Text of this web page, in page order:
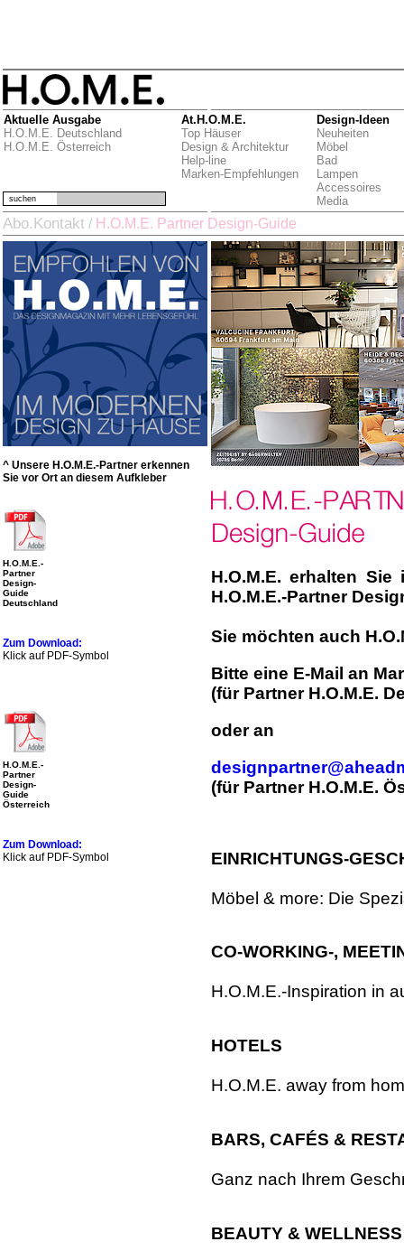
Aktuelle Ausgabe
H.O.M.E. Deutschland
H.O.M.E. Österreich
At.H.O.M.E.
Top Häuser
Design & Architektur
Help-line
Marken-Empfehlungen
Design-Ideen
Neuheiten
Möbel
Bad
Lampen
Accessoires
Media
suchen
Abo.Kontakt / H.O.M.E. Partner Design-Guide
^ Unsere H.O.M.E.-Partner erkennen
Sie vor Ort an diesem Aufkleber
H.O.M.E.-
Partner
Design-
Guide
Deutschland
Zum Download:
Klick auf PDF-Symbol
H.O.M.E.-
Partner
Design-
Guide
Österreich
Zum Download:
Klick auf PDF-Symbol
H.O.M.E. erhalten
H.O.M.E.-Partner
Sie möchten auch
Bitte eine E-Mail an
(für Partner H.O.M.E.
oder an
(für Partner H.O.M.E.
EINRICHTUNGS-
Möbel & more: Die
CO-WORKING-,
H.O.M.E.-Inspiration in
HOTELS
H.O.M.E. away from
BARS, CAFÉS &
Ganz nach Ihrem
BEAUTY & WELLNESS